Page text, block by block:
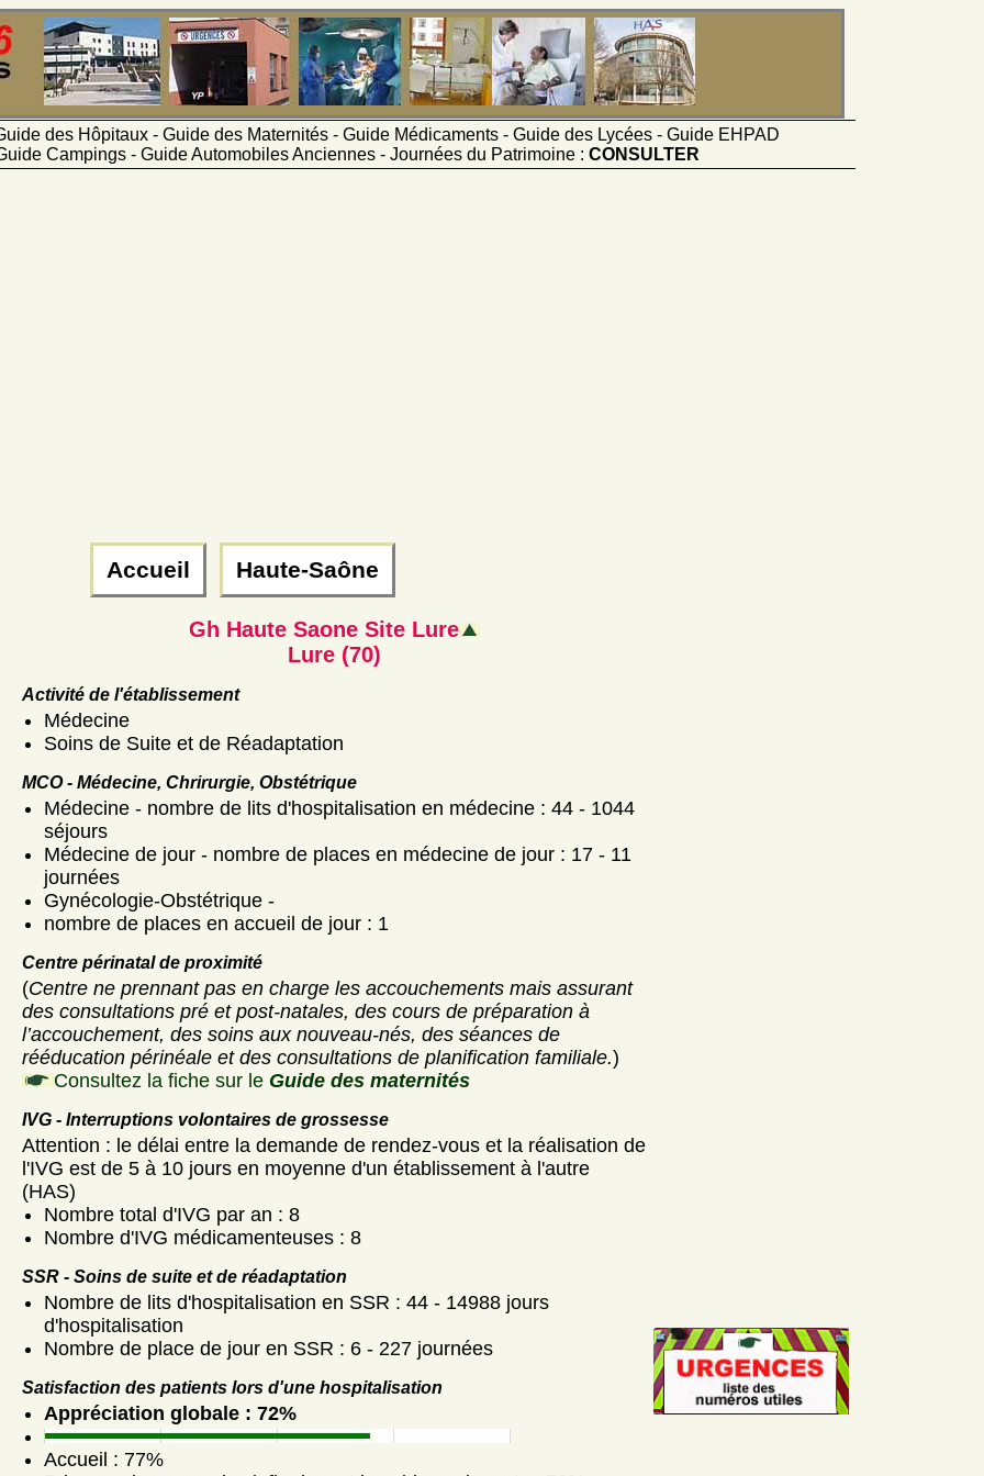
des Hôpitaux - Guide des Maternités - Guide Médicaments - Guide des Lycées - Guide EHPAD
Campings - Guide Automobiles Anciennes - Journées du Patrimoine : CONSULTER
Accueil Haute-Saône
Gh Haute Saone Site Lure
Lure (70)
Activité de l'établissement
Médecine
Soins de Suite et de Réadaptation
MCO - Médecine, Chrirurgie, Obstétrique
Médecine - nombre de lits d'hospitalisation en médecine : 44 - 1044
séjours
Médecine de jour - nombre de places en médecine de jour : 17 - 11
journées
Gynécologie-Obstétrique -
nombre de places en accueil de jour : 1
Centre périnatal de proximité
(Centre ne prennant pas en charge les accouchements mais assurant
des consultations pré et post-natales, des cours de préparation à
l’accouchement, des soins aux nouveau-nés, des séances de
rééducation périnéale et des consultations de planification familiale.)
Consultez la fiche sur le Guide des maternités
IVG - Interruptions volontaires de grossesse
Attention : le délai entre la demande de rendez-vous et la réalisation de
l'IVG est de 5 à 10 jours en moyenne d'un établissement à l'autre
(HAS)
Nombre total d'IVG par an : 8
Nombre d'IVG médicamenteuses : 8
SSR - Soins de suite et de réadaptation
Nombre de lits d'hospitalisation en SSR : 44 - 14988 jours
d'hospitalisation
Nombre de place de jour en SSR : 6 - 227 journées
Satisfaction des patients lors d'une hospitalisation
Appréciation globale : 72%
Accueil : 77%